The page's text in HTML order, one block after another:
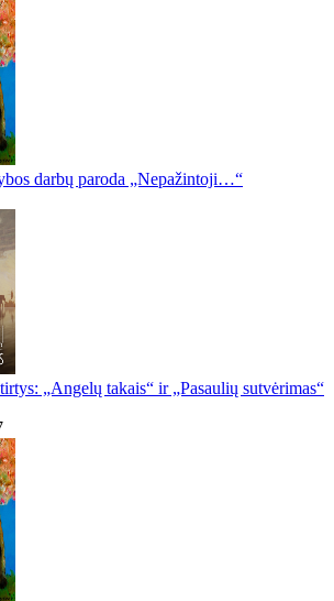
darbų paroda „Nepažintoji…“
„Angelų takais“ ir „Pasaulių sutvėrimas“